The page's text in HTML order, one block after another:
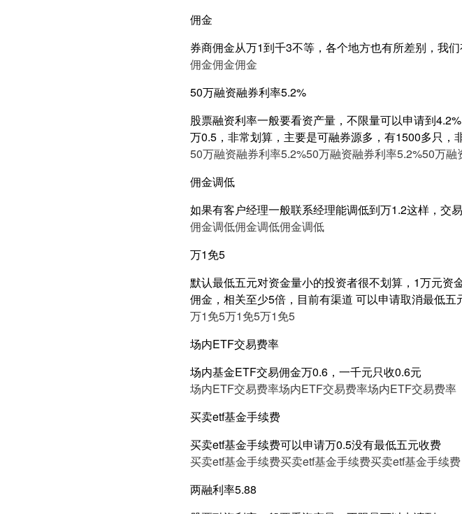
佣金
券商佣金从万1到千3不等，各个地方也有所差别，我
佣金佣金佣金
50万融资融券利率5.2%
股票融资利率一般要看资产量，不限量可以申请到
万0.5，非常划算，主要是可融券源多，有1500多只，
50万融资融券利率5.2%50万融资融券利率5.2%50万融
佣金调低
如果有客户经理一般联系经理能调低到万1.2这样，交
佣金调低佣金调低佣金调低
万1免5
默认最低五元对资金量小的投资者很不划算，1万元
佣金，相关至少5倍，目前有渠道 可以申请取消最低五
万1免5万1免5万1免5
场内ETF交易费率
场内基金ETF交易佣金万0.6，一千元只收0.6元
场内ETF交易费率场内ETF交易费率场内ETF交易费率
买卖etf基金手续费
买卖etf基金手续费可以申请万0.5没有最低五元收费
买卖etf基金手续费买卖etf基金手续费买卖etf基金手续费
两融利率5.88